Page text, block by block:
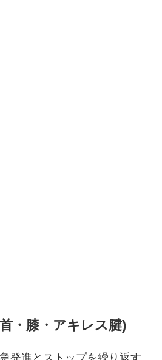
・膝・アキレス腱)
発進とストップを繰り返す